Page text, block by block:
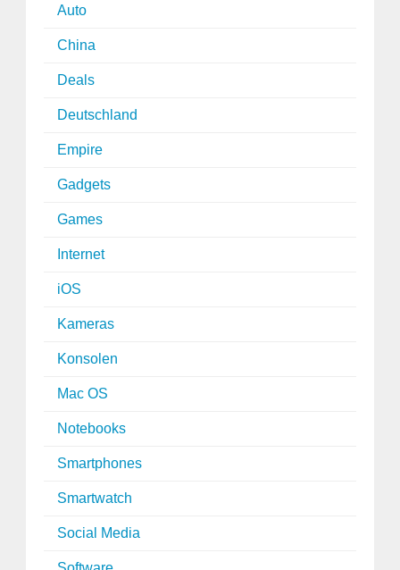
Auto
China
Deals
Deutschland
Empire
Gadgets
Games
Internet
iOS
Kameras
Konsolen
Mac OS
Notebooks
Smartphones
Smartwatch
Social Media